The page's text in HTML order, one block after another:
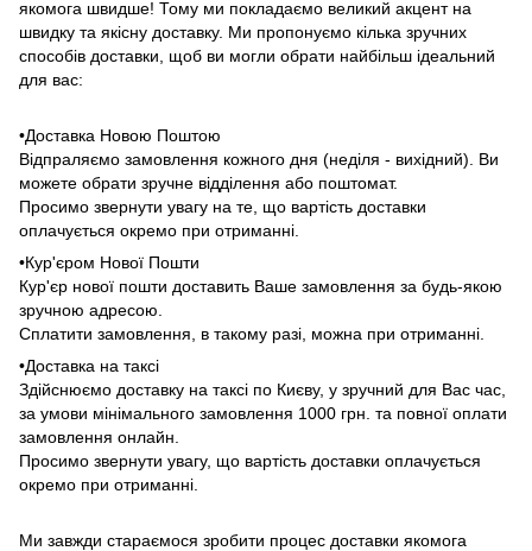
якомога швидше! Тому ми покладаємо великий акцент на
швидку та якісну доставку. Ми пропонуємо кілька зручних
способів доставки, щоб ви могли обрати найбільш ідеальний
для вас:
•Доставка Новою Поштою
Відпраляємо замовлення кожного дня (неділя - вихідний). Ви
можете обрати зручне відділення або поштомат.
Просимо звернути увагу на те, що вартість доставки
оплачується окремо при отриманні.
•Кур'єром Нової Пошти
Кур'єр нової пошти доставить Ваше замовлення за будь-якою
зручною адресою.
Сплатити замовлення, в такому разі, можна при отриманні.
•Доставка на таксі
Здійснюємо доставку на таксі по Києву, у зручний для Вас час,
за умови мінімального замовлення 1000 грн. та повної оплати
замовлення онлайн.
Просимо звернути увагу, що вартість доставки оплачується
окремо при отриманні.
Ми завжди стараємося зробити процес доставки якомога